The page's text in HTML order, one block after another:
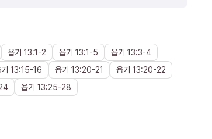
욥기 13:1 -2 욥기 13:1 -5 욥기 13:3-4
13:15-16 욥기 13:20-21 욥기 13:20-22
욥기 13:25-28